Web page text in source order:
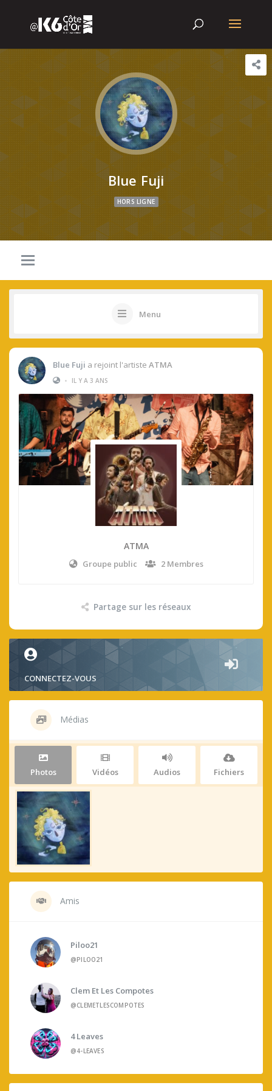
Blue Fuji
HORS LIGNE
Menu
Blue Fuji a rejoint l'artiste ATMA
•
IL Y A 3 ANS
ATMA
Groupe public 2 Membres
Partage sur les réseaux
CONNECTEZ-VOUS
Médias
Photos Vidéos Audios Fichiers
Amis
Piloo21
@PILOO21
Clem Et Les Compotes
@CLEMETLESCOMPOTES
4 Leaves
@4-LEAVES